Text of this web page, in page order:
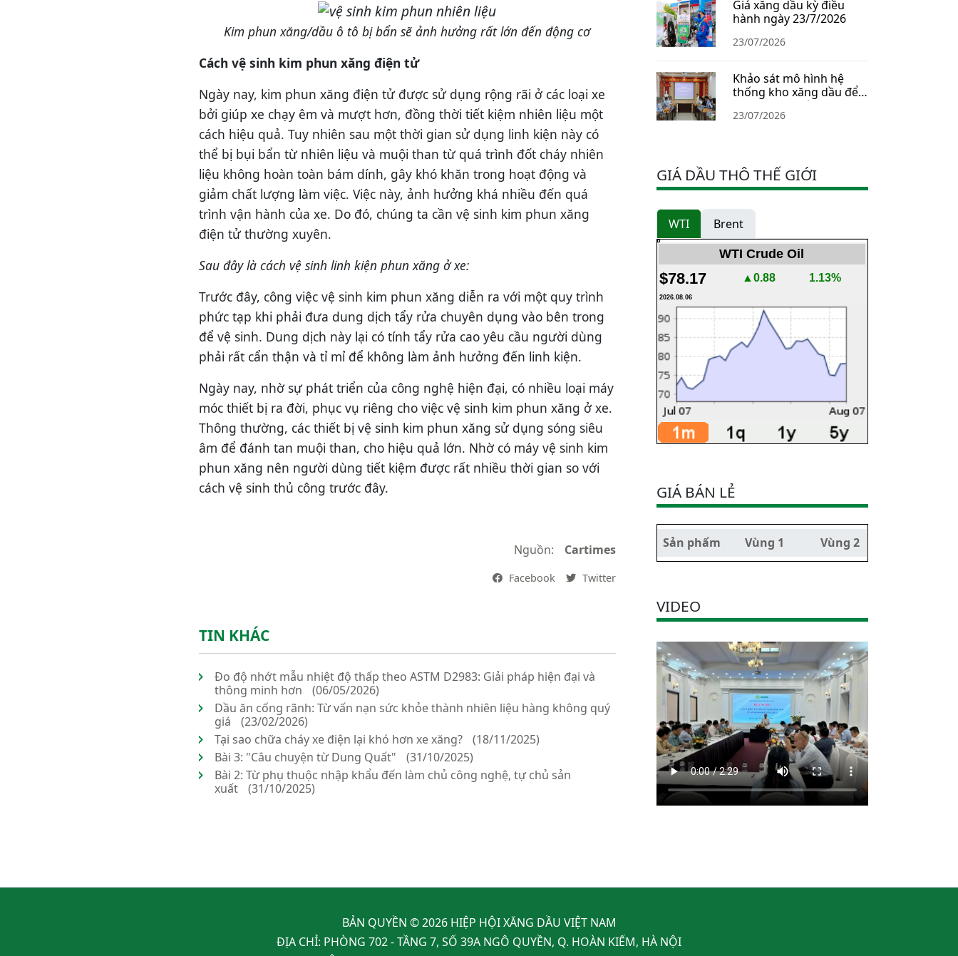
Kim phun xăng/dầu ô tô bị bẩn sẽ ảnh hưởng rất lớn đến động cơ
Cách vệ sinh kim phun xăng điện tử
Ngày nay, kim phun xăng điện tử được sử dụng rộng rãi ở các loại xe
bởi giúp xe chạy êm và mượt hơn, đồng thời tiết kiệm nhiên liệu một
cách hiệu quả. Tuy nhiên sau một thời gian sử dụng linh kiện này có
thể bị bụi bẩn từ nhiên liệu và muội than từ quá trình đốt cháy nhiên
liệu không hoàn toàn bám dính, gây khó khăn trong hoạt động và
giảm chất lượng làm việc. Việc này, ảnh hưởng khá nhiều đến quá
trình vận hành của xe. Do đó, chúng ta cần vệ sinh kim phun xăng
điện tử thường xuyên.
Sau đây là cách vệ sinh linh kiện phun xăng ở xe:
Trước đây, công việc vệ sinh kim phun xăng diễn ra với một quy trình
phức tạp khi phải đưa dung dịch tẩy rửa chuyên dụng vào bên trong
để vệ sinh. Dung dịch này lại có tính tẩy rửa cao yêu cầu người dùng
phải rất cẩn thận và tỉ mỉ để không làm ảnh hưởng đến linh kiện.
Ngày nay, nhờ sự phát triển của công nghệ hiện đại, có nhiều loại máy
móc thiết bị ra đời, phục vụ riêng cho việc vệ sinh kim phun xăng ở xe.
Thông thường, các thiết bị vệ sinh kim phun xăng sử dụng sóng siêu
âm để đánh tan muội than, cho hiệu quả lớn. Nhờ có máy vệ sinh kim
phun xăng nên người dùng tiết kiệm được rất nhiều thời gian so với
cách vệ sinh thủ công trước đây.
Nguồn: Cartimes
Facebook Twitter
TIN KHÁC
Đo độ nhớt mẫu nhiệt độ thấp theo ASTM D2983: Giải pháp hiện đại và
thông minh hơn
(06/05/2026)
Dầu ăn cống rãnh: Từ vấn nạn sức khỏe thành nhiên liệu hàng không quý
giá
(23/02/2026)
Tại sao chữa cháy xe điện lại khó hơn xe xăng?
(18/11/2025)
Bài 3: "Câu chuyện từ Dung Quất"
(31/10/2025)
Bài 2: Từ phụ thuộc nhập khẩu đến làm chủ công nghệ, tự chủ sản
xuất
(31/10/2025)
Giá xăng dầu kỳ điều
hành ngày 23/7/2026
23/07/2026
Khảo sát mô hình hệ
thống kho xăng dầu để
xây dựng Chiến lược dự
trữ năng lượng quốc gia
23/07/2026
GIÁ DẦU THÔ THẾ GIỚI
WTI Brent
WTI Crude Oil
$78.17 ▲0.88 1.13%
2026.08.06
GIÁ BÁN LẺ
Sản phẩm Vùng 1 Vùng 2
VIDEO
BẢN QUYỀN © 2026 HIỆP HỘI XĂNG DẦU VIỆT NAM
ĐỊA CHỈ: PHÒNG 702 - TẦNG 7, SỐ 39A NGÔ QUYỀN, Q. HOÀN KIẾM, HÀ NỘI